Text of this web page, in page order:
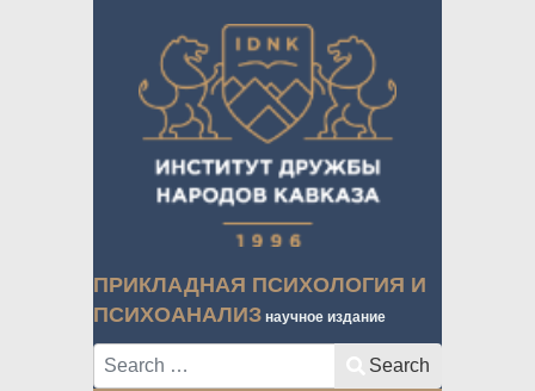
ПРИКЛАДНАЯ ПСИХОЛОГИЯ И
ПСИХОАНАЛИЗ научное издание
Search Search